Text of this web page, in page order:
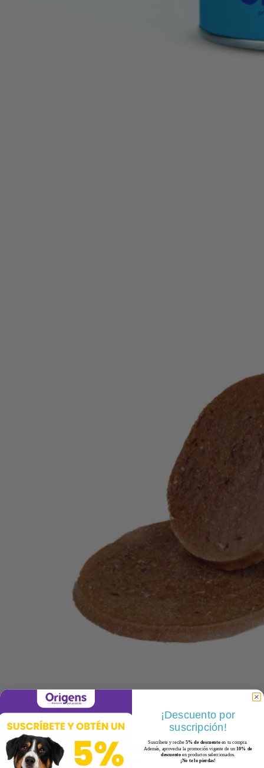
Snack Crazy Coins Cordero –
130gr
¡Descuento por
suscripción!
Suscríbete y recibe5% de descuentoen tu compra.
Además, aprovecha la promoción vigente de un10% de
descuentoen productos seleccionados.
¡No te lo pierdas!